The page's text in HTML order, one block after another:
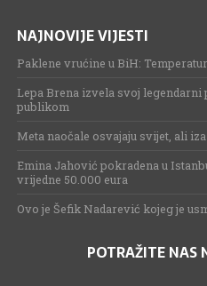
NAJNOVIJE VIJESTI
Paklene vrućine u BiH:
Lepa Brena izvela svoj legendarni
publikom
Meta naočale osvajaju svijet, ali
Emina Jahović pokradena u
vrijedne 50.000 eura
Ovo je Šefik Nadarević kojeg je
POTRAŽITE NAS